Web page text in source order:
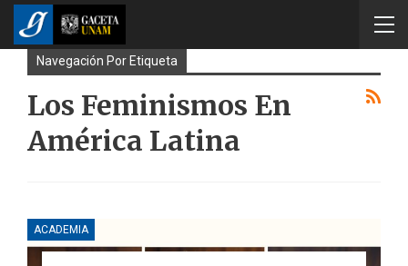
Navegación Por Etiqueta
Los Feminismos En
América Latina
ACADEMIA